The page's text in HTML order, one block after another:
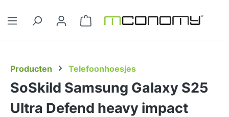
Winkelwagentje bevat 0 artikelen.
Producten Telefoonhoesjes
SoSkild Samsung Galaxy S25
Ultra Defend heavy impact